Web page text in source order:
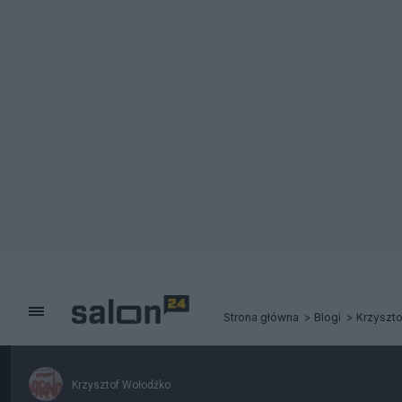
Strona główna Blogi
Krzysztof Wołodźko